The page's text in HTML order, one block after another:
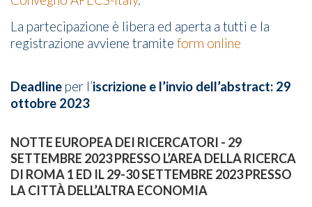
La partecipazione è libera ed aperta a tutti e la
registrazione avviene tramite form online
Deadline per l’iscrizione e l’invio dell’abstract: 29
ottobre 2023
NOTTE EUROPEA DEI RICERCATORI - 29
SETTEMBRE 2023 PRESSO L’AREA DELLA RICERCA
DI ROMA 1 ED IL 29-30 SETTEMBRE 2023 PRESSO
LA CITTÀ DELL’ALTRA ECONOMIA